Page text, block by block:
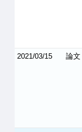
2021/03/15 論文